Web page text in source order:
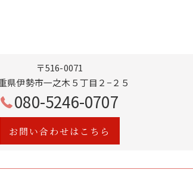
〒516-0071
県伊勢市一之木５丁目２−２５
080-5246-0707
お問い合わせはこちら